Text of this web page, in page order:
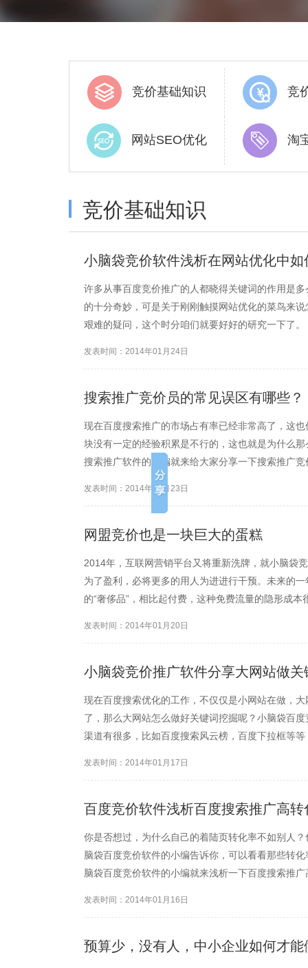
竞价基础知识 竞
网站SEO优化 淘
竞价基础知识
小脑袋竞价软件浅析在网站优化中
许多从事百度竞价推广的人都晓得关键词的作用是
的十分奇妙，可是关于刚刚触摸网站优化的菜鸟来
艰难的疑问，这个时分咱们就要好好的研究一下
发表时间：2014年01月24日
搜索推广竞价员的常见误区有哪些？
现在百度搜索推广的市场占有率已经非常高了，这
块没有一定的经验积累是不行的，这也就是为什么
搜索推广软件的小编就来给大家分享一下搜索推广
着。现在一般大一点的竞价推广账户都有上千个关
量异常浩大的事情。这个时候...
发表时间：2014年01月23日
网盟竞价也是一块巨大的蛋糕
2014年，互联网营销平台又将重新洗牌，就小脑袋
为了盈利，必将更多的用人为进进行干预。未来的
的“奢侈品”，相比起付费，这种免费流量的隐形成
发表时间：2014年01月20日
小脑袋竞价推广软件分享大网站做
现在百度搜索优化的工作，不仅仅是小网站在做，
了，那么大网站怎么做好关键词挖掘呢？小脑袋百
渠道有很多，比如百度搜索风云榜，百度下拉框等
发表时间：2014年01月17日
百度竞价软件浅析百度搜索推广高
你是否想过，为什么自己的着陆页转化率不如别人
脑袋百度竞价软件的小编告诉你，可以看看那些转
脑袋百度竞价软件的小编就来浅析一下百度搜索推
发表时间：2014年01月16日
预算少，没有人，中小企业如何才